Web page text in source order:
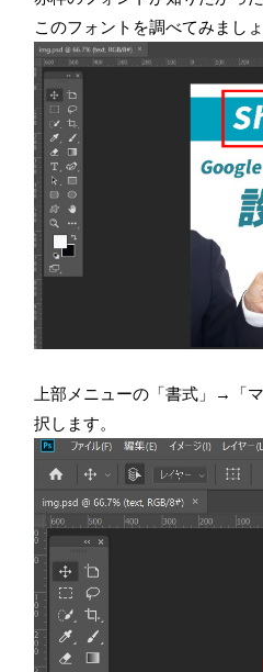
このフォントを調べてみましょ
上部メニューの「書式」→「
択します。